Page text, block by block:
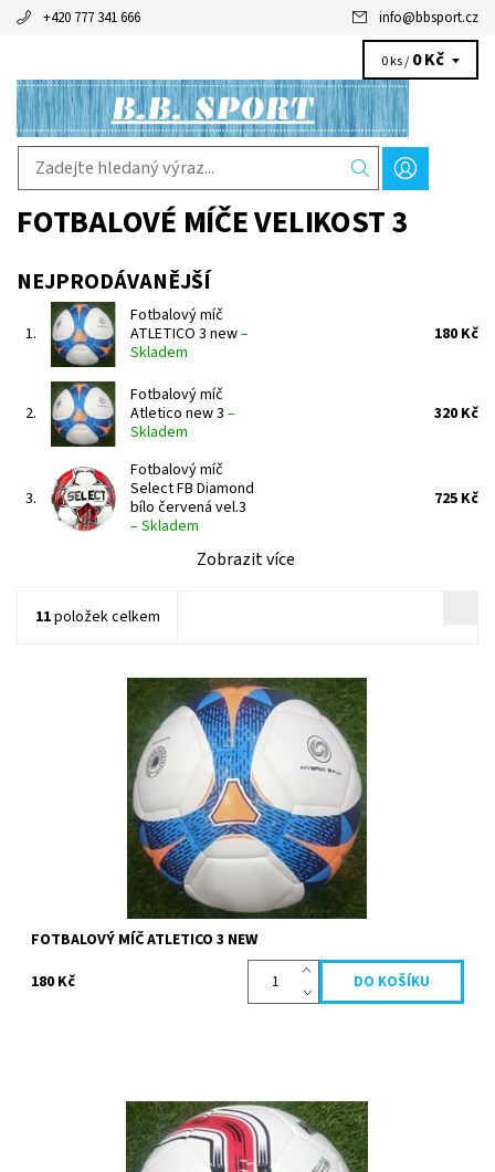
+420 777 341 666 info@bbsport.cz
0 ks / 0 Kč
FOTBALOVÉ MÍČE VELIKOST 3
NEJPRODÁVANĚJŠÍ
1.
Fotbalový míč
ATLETICO 3 new–
Skladem
180 Kč
2.
Fotbalový míč
Atletico new 3 –
Skladem
320 Kč
3.
Fotbalový míč
Select FB Diamond
bílo červená vel.3
–Skladem
725 Kč
Zobrazit více
11položek celkem
Kvalitní míč kopaná Atletico new je vhodný pro trénink do oddílů,
do škol nebo pro volný čas.
Skladem
5163
Köck sport
FOTBALOVÝ MÍČ ATLETICO 3 NEW
180 Kč
Velmi kvalitní míč pro trénink má jednu vrstvu z EVA materiálu což
zabezpečí kopnutí šetrnější k noze. TPU shiny.